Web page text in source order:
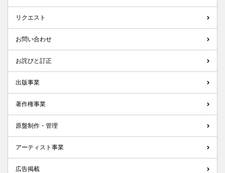
リクエスト
お問い合わせ
お詫びと訂正
出版事業
著作権事業
原盤制作・管理
アーティスト事業
広告掲載